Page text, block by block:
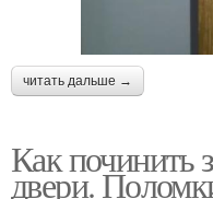
читать дальше →
Как починить
двери.